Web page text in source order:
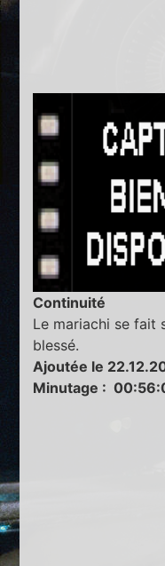
Continuité
Le mariachi se fait
blessé.
Ajoutée le
Minutage :